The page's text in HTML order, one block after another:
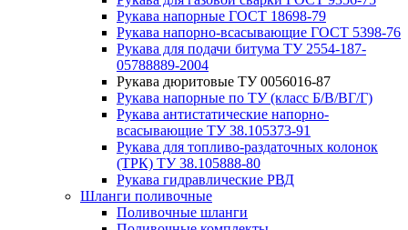
Рукава напорные ГОСТ 18698-79
Рукава нaпорно-всасывающие ГОСТ 5398-76
Рукава для подачи битума ТУ 2554-187-
05788889-2004
Рукава дюритовые ТУ 0056016-87
Рукава напорные по ТУ (класс Б/В/ВГ/Г)
Рукава антистатические напорно-
всасывающие ТУ 38.105373-91
Рукава для топливо-раздаточных колонок
(ТРК) ТУ 38.105888-80
Рукава гидравлические РВД
Шланги поливочные
Поливочные шланги